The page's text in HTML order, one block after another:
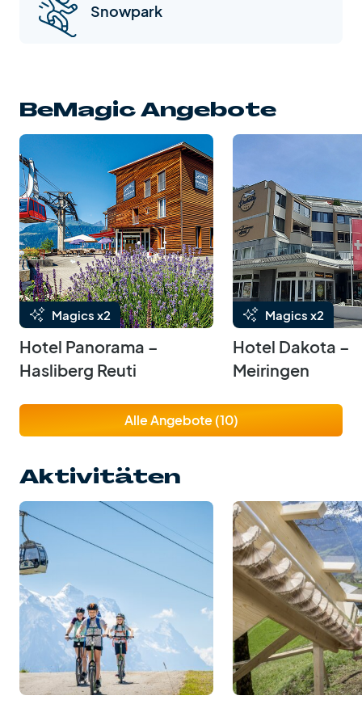
Snowpark
BeMagic Angebote
Magics x2
Hotel Panorama –
Hasliberg Reuti
Magics x2
Hotel Dakota –
Meiringen
Alle Angebote (10)
Aktivitäten